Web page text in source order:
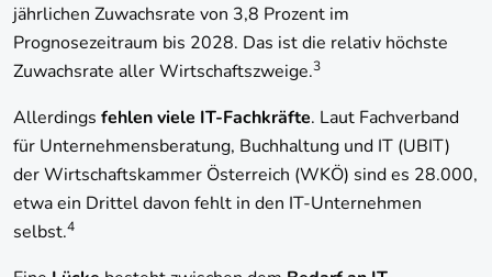
jährlichen Zuwachsrate von 3,8 Prozent im
Prognosezeitraum bis 2028. Das ist die relativ höchste
Zuwachsrate aller Wirtschaftszweige.3
Allerdings fehlen viele IT-Fachkräfte. Laut Fachverband
für Unternehmensberatung, Buchhaltung und IT (UBIT)
der Wirtschaftskammer Österreich (WKÖ) sind es 28.000,
etwa ein Drittel davon fehlt in den IT-Unternehmen
selbst.4